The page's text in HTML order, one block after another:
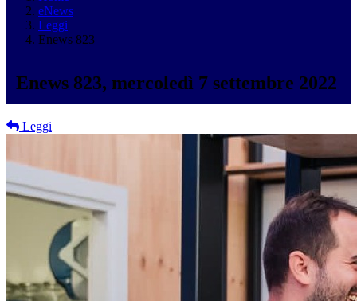
eNews
Leggi
Enews 823
Enews 823, mercoledì 7 settembre 2022
Leggi